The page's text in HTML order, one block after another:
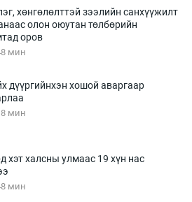
хөнгөлөлттэй зээлийн санхүүжилт
олон оюутан төлбөрийн
оров
мин
дүүргийнхэн хошой аваргаар
мин
хэт халсны улмаас 19 хүн нас
мин